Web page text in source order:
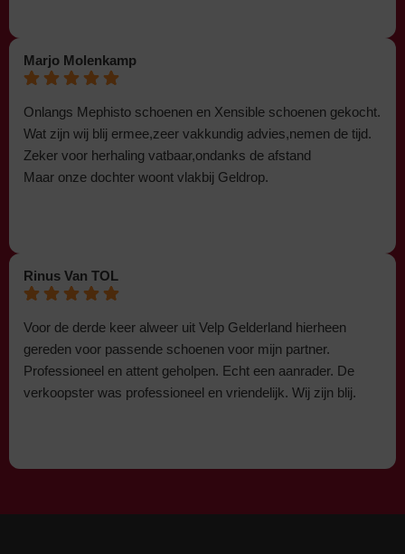
Marjo Molenkamp
Onlangs Mephisto schoenen en Xensible schoenen gekocht.
Wat zijn wij blij ermee,zeer vakkundig advies,nemen de tijd.
Zeker voor herhaling vatbaar,ondanks de afstand
Maar onze dochter woont vlakbij Geldrop.
Rinus Van TOL
Voor de derde keer alweer uit Velp Gelderland hierheen
gereden voor passende schoenen voor mijn partner.
Professioneel en attent geholpen. Echt een aanrader. De
verkoopster was professioneel en vriendelijk. Wij zijn blij.